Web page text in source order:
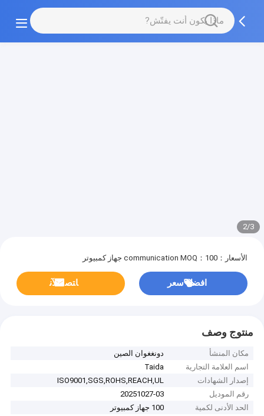
2/3
الأسعار：communication MOQ：100 جهاز كمبيوتر
افضل سعر ﺎﺘﺼﻟ ﺍﻶﻧ
منتوج وصف
مكان المنشأ
دونغغوان الصين
اسم العلامة التجارية
Taida
إصدار الشهادات
ISO9001,SGS,ROHS,REACH,UL
رقم الموديل
20251027-03
الحد الأدنى لكمية
100 جهاز كمبيوتر